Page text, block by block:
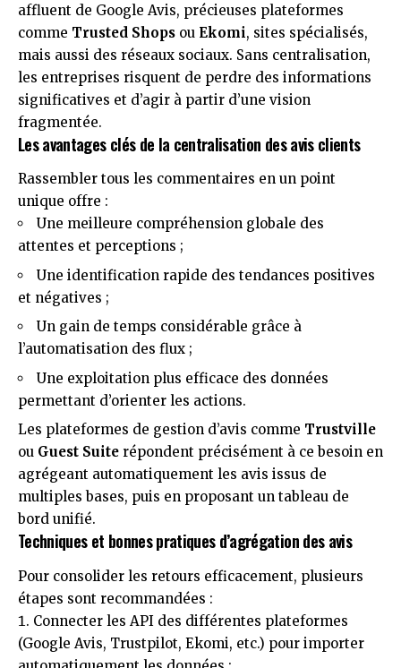
affluent de Google Avis, précieuses plateformes
comme Trusted Shops ou Ekomi, sites spécialisés,
mais aussi des réseaux sociaux. Sans centralisation,
les entreprises risquent de perdre des informations
significatives et d’agir à partir d’une vision
fragmentée.
Les avantages clés de la centralisation des avis clients
Rassembler tous les commentaires en un point
unique offre :
Une meilleure compréhension globale des
attentes et perceptions ;
Une identification rapide des tendances positives
et négatives ;
Un gain de temps considérable grâce à
l’automatisation des flux ;
Une exploitation plus efficace des données
permettant d’orienter les actions.
Les plateformes de gestion d’avis comme Trustville
ou Guest Suite répondent précisément à ce besoin en
agrégeant automatiquement les avis issus de
multiples bases, puis en proposant un tableau de
bord unifié.
Techniques et bonnes pratiques d’agrégation des avis
Pour consolider les retours efficacement, plusieurs
étapes sont recommandées :
Connecter les API des différentes plateformes
(Google Avis, Trustpilot, Ekomi, etc.) pour importer